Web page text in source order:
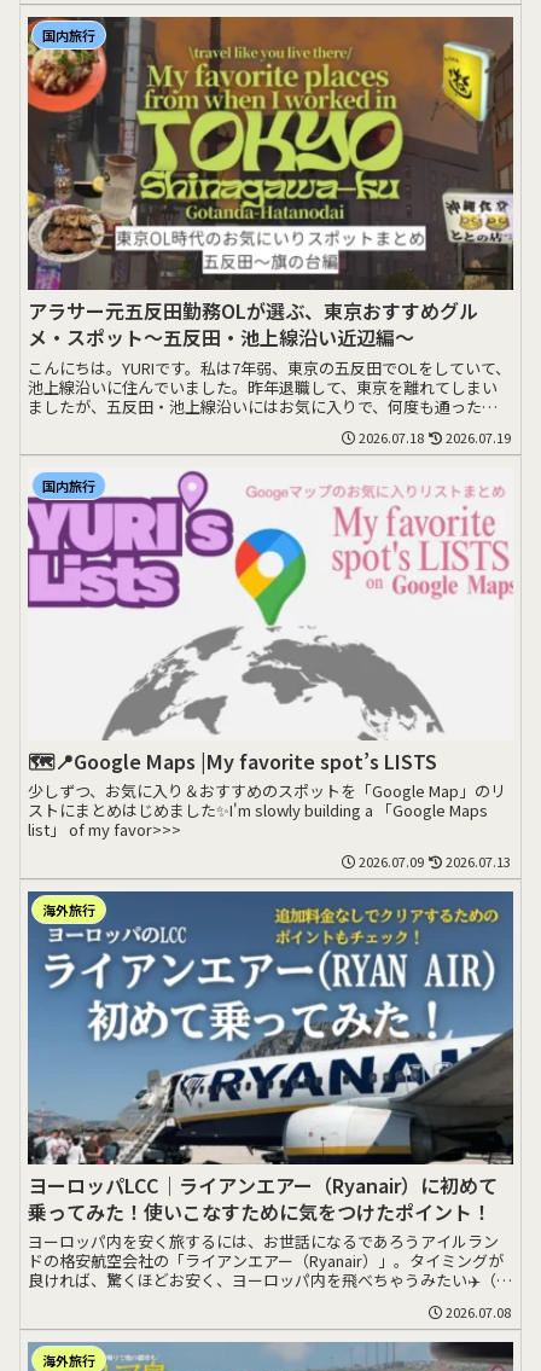
国内旅行
アラサー元五反田勤務OLが選ぶ、東京おすすめグル
メ・スポット〜五反田・池上線沿い近辺編〜
こんにちは。YURIです。私は7年弱、東京の五反田でOLをしていて、
池上線沿いに住んでいました。昨年退職して、東京を離れてしまい
ましたが、五反田・池上線沿いにはお気に入りで、何度も通ったお
2026.07.18 2026.07.19
国内旅行
🗺️📍Google Maps |My favorite spot’s LISTS
少しずつ、お気に入り＆おすすめのスポットを「Google Map」のリ
ストにまとめはじめました✨I'm slowly building a 「Google Maps
list」 of my favor>>>
2026.07.09 2026.07.13
海外旅行
ヨーロッパLCC｜ライアンエアー（Ryanair）に初めて
乗ってみた！使いこなすために気をつけたポイント！
ヨーロッパ内を安く旅するには、お世話になるであろうアイルラン
ドの格安航空会社の「ライアンエアー（Ryanair）」。タイミングが
良ければ、驚くほどお安く、ヨーロッパ内を飛べちゃうみたい✈️（し
2026.07.08
海外旅行